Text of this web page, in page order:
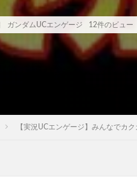
ガンダムUCエンゲージ 12件のビュー
【実況UCエンゲージ】みんなでカ